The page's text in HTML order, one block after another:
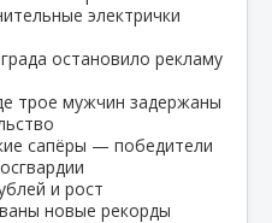
электрички
остановило рекламу
трое мужчин задержаны
сапёры — победители
и рост
новые рекорды